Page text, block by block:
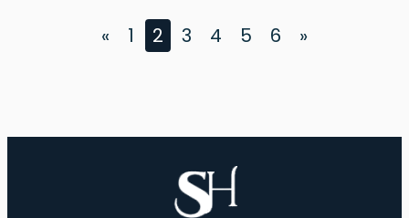
« 1 2 3 4 5 6 »